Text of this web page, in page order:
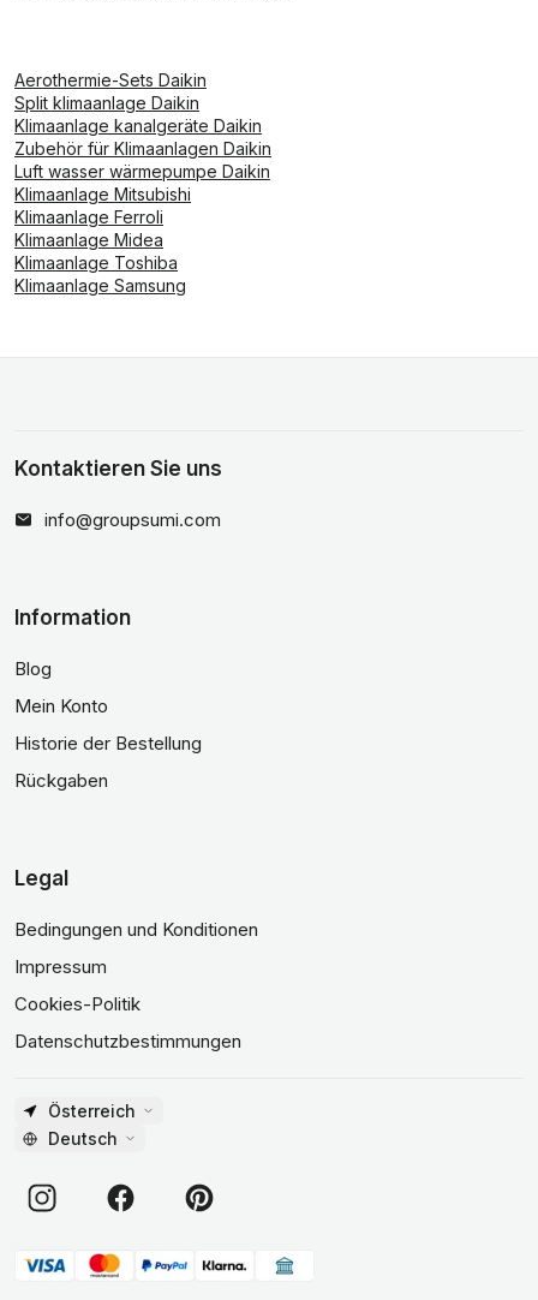
Aerothermie-Sets Daikin
Split klimaanlage Daikin
Klimaanlage kanalgeräte Daikin
Zubehör für Klimaanlagen Daikin
Luft wasser wärmepumpe Daikin
Klimaanlage Mitsubishi
Klimaanlage Ferroli
Klimaanlage Midea
Klimaanlage Toshiba
Klimaanlage Samsung
Kontaktieren Sie uns
info@groupsumi.com
Information
Blog
Mein Konto
Historie der Bestellung
Rückgaben
Legal
Bedingungen und Konditionen
Impressum
Cookies-Politik
Datenschutzbestimmungen
Österreich
Deutsch